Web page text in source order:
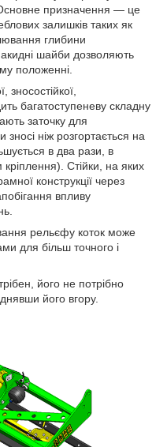
призначення — це
залишків таких як
глибини
шайби дозволяють
положенні.
зносостійкої,
багатоступеневу складну
заточку для
ніж розгортається на
в два рази, в
Стійки, на яких
конструкції через
впливу
рельєфу коток може
для більш точного і
його не потрібно
його вгору.